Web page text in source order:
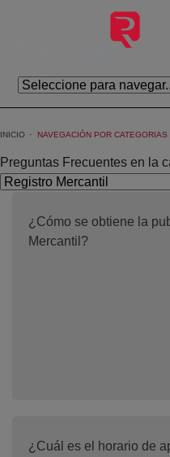
Skip to Main Content
INICIO NAVEGACIÓN POR CATEGORIAS
Preguntas Frecuentes en la
¿Cómo se obtiene la
Mercantil?
¿Cuál es el horario de